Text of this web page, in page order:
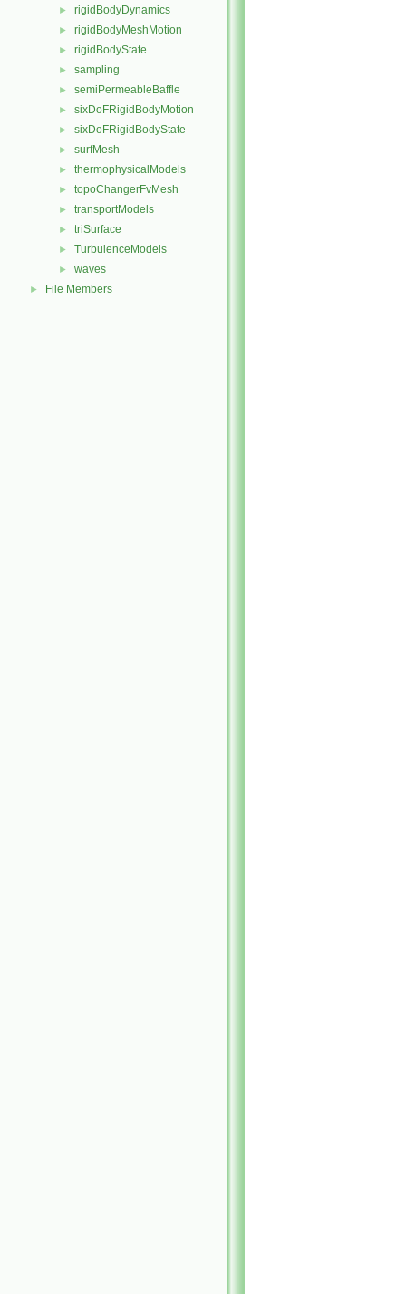
► rigidBodyDynamics
► rigidBodyMeshMotion
► rigidBodyState
► sampling
► semiPermeableBaffle
► sixDoFRigidBodyMotion
► sixDoFRigidBodyState
► surfMesh
► thermophysicalModels
► topoChangerFvMesh
► transportModels
► triSurface
► TurbulenceModels
► waves
► File Members